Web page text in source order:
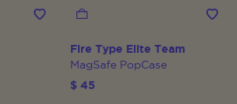
Fire Type Elite Team
MagSafe PopCase
$ 45